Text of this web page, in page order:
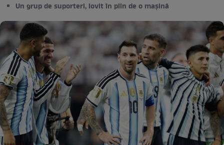
Un grup de suporteri, lovit în plin de o mașină